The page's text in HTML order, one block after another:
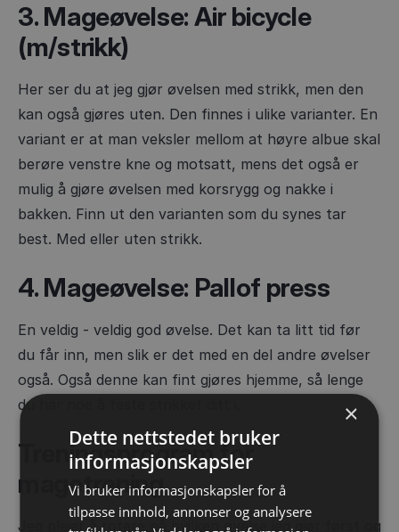
3. Mageøvelse: Air bicycle
(m/strikk)
Her ser du at jeg gjør øvelsen med strikk, men den
kan også gjøres uten. Den finnes i ulike varianter. En
variant er at man veksler mellom at høyre albue skal
berøre venstre kne og motsatt, mens det også er
mulig å gjøre øvelsen med korsrygg og nakke i
bakken. Finn ut den varianten som du synes tar
best. Med eller uten strikk.
4. Mageøvelse: Pallof press
En veldig - veldig god øvelse. Det kan ta litt tid før
du får inn, men slik er det med en del andre øvelser
også. Også denne kan fint gjøres hjemme, så lenge
du har noe å feste strikket ditt i.
Treningsprogram for
magetrening
Jeg pleier å rotere på hvilken øvelse jeg gjør først og
×
Dette nettstedet bruker
informasjonskapsler
Vi bruker informasjonskapsler for å
tilpasse innhold, annonser og analysere